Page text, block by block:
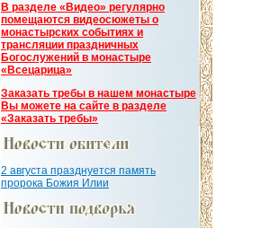
В разделе «Видео» регулярно
помещаются видеосюжеты о
монастырских событиях и
трансляции праздничных
Богослужений в монастыре
«Всецарица»
Заказать требы в нашем монастыре
Вы можете на сайте в разделе
«Заказать требы»
2 августа празднуется память
пророка Божия Илии